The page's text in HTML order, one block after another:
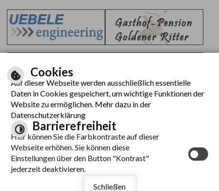
Cookies
Auf dieser Webseite werden ausschließlich essentielle
Daten in Cookies gespeichert, um wichtige Funktionen der
Website zu ermöglichen. Mehr dazu in der
Datenschutzerklärung
Barrierefreiheit
Hier können Sie die Farbkontraste auf dieser
Webseite erhöhen. Sie können diese
Einstellungen über den Button "Kontrast"
jederzeit deaktivieren.
Schließen